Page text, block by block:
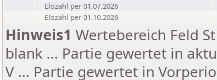
Elozahl per 01.07.2026
Elozahl per 01.10.2026
Hinweis1 Wertebereich Feld
blank ... Partie gewertet in
V ... Partie gewertet in